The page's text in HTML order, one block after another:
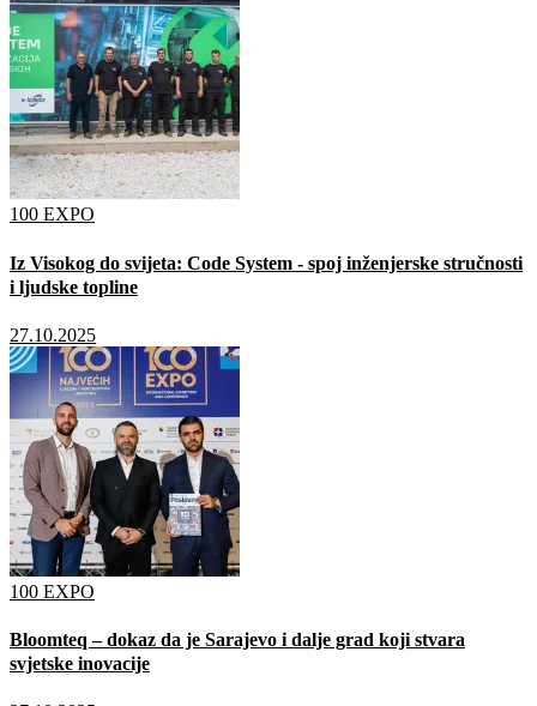
100 EXPO
Iz Visokog do svijeta: Code System - spoj inženjerske stručnosti
i ljudske topline
27.10.2025
100 EXPO
Bloomteq – dokaz da je Sarajevo i dalje grad koji stvara
svjetske inovacije